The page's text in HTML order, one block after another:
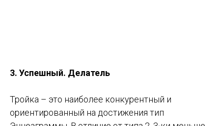
3. Успешный. Делатель
Тройка – это наиболее конкурентный и
ориентированный на достижения тип